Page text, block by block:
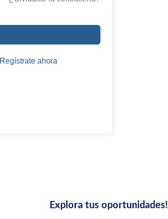
Regístrate ahora
Explora tus oportunidades!